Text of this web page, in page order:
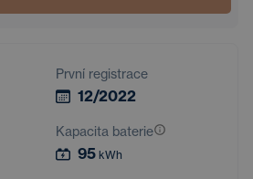
První registrace
12/2022
Kapacita baterie
95 kWh